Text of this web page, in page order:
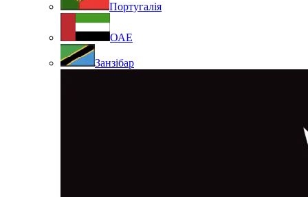
Португалія
ОАЕ
Занзібар